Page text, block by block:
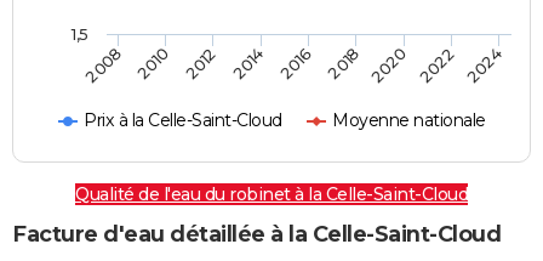
Prix à la Celle-Saint-Cloud Moyenne nationale
2008 2010 2012 2014 2016 2018 2020 2022 2024
1,5
Qualité de l'eau du robinet à la Celle-Saint-Cloud
Facture d'eau détaillée à la Celle-Saint-Cloud